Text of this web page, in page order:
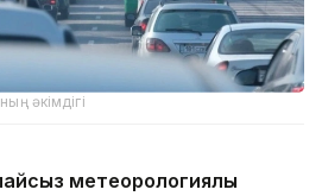
әкімдігі
метеорологиялық